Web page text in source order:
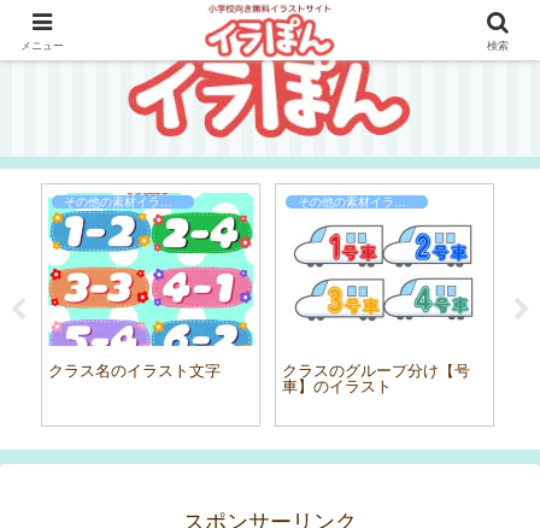
クラス名のイラスト文字
クラスのグループ分け【号
車】のイラスト
スポンサーリンク
メニュー 検索